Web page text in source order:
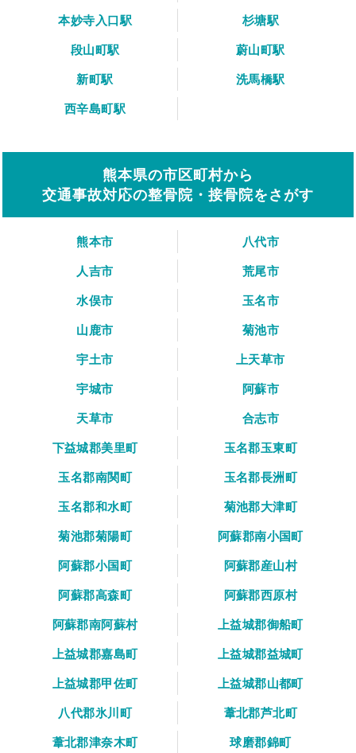
本妙寺入口駅
杉塘駅
段山町駅
蔚山町駅
新町駅
洗馬橋駅
西辛島町駅
熊本県の市区町村から
交通事故対応の整骨院・接骨院をさがす
熊本市
八代市
人吉市
荒尾市
水俣市
玉名市
山鹿市
菊池市
宇土市
上天草市
宇城市
阿蘇市
天草市
合志市
下益城郡美里町
玉名郡玉東町
玉名郡南関町
玉名郡長洲町
玉名郡和水町
菊池郡大津町
菊池郡菊陽町
阿蘇郡南小国町
阿蘇郡小国町
阿蘇郡産山村
阿蘇郡高森町
阿蘇郡西原村
阿蘇郡南阿蘇村
上益城郡御船町
上益城郡嘉島町
上益城郡益城町
上益城郡甲佐町
上益城郡山都町
八代郡氷川町
葦北郡芦北町
葦北郡津奈木町
球磨郡錦町